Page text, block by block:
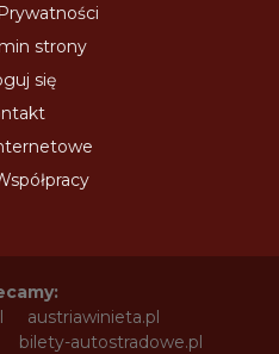
strony
się
austriawinieta.pl
bilety-autostradowe.pl